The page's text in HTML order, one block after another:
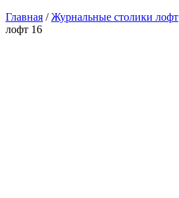
Главная /Журнальные столики лофт
лофт 16